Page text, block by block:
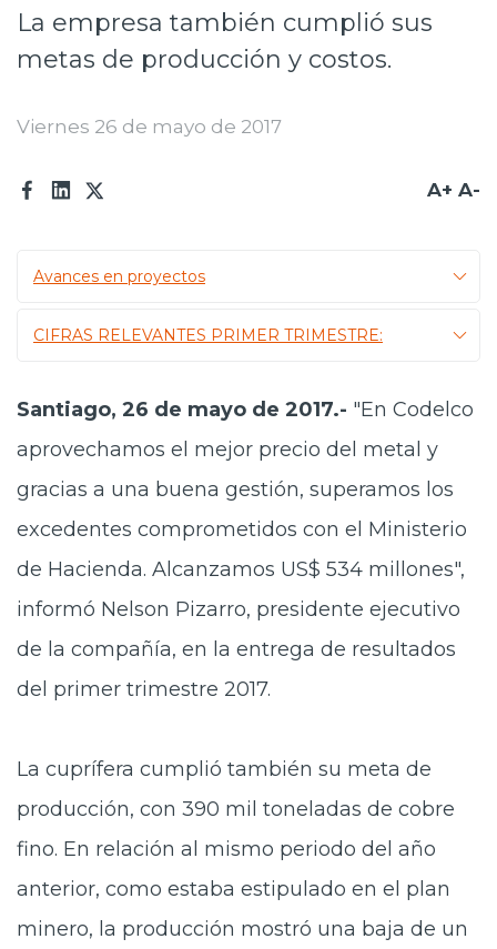
Innovación
Inversionistas
Transparencia activa
Acceso trabajadores/as
La empresa también cumplió sus
metas de producción y costos.
Viernes 26 de mayo de 2017
A+ A-
Avances en proyectos
CIFRAS RELEVANTES PRIMER TRIMESTRE:
Santiago, 26 de mayo de 2017.- "En Codelco
aprovechamos el mejor precio del metal y
gracias a una buena gestión, superamos los
excedentes comprometidos con el Ministerio
de Hacienda. Alcanzamos US$ 534 millones",
informó Nelson Pizarro, presidente ejecutivo
de la compañía, en la entrega de resultados
del primer trimestre 2017.
La cuprífera cumplió también su meta de
producción, con 390 mil toneladas de cobre
fino. En relación al mismo periodo del año
anterior, como estaba estipulado en el plan
minero, la producción mostró una baja de un